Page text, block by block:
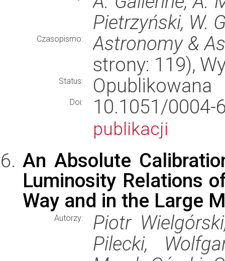
Pietrzyński, W.
Czasopismo:
Astronomy &
strony: 119),
Status: Opublikowana
Doi: 10.1051/
publikacji
An Absolute
Luminosity Relations
Way and in the Large
Autorzy:
Piotr
Pilecki,